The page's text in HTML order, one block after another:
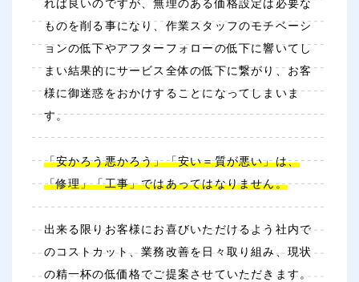
れば良いのですが、無理のある価格設定は必要な
ものを削る事になり、作業スタッフのモチベーシ
ョンの低下やアフターフォローの低下に響いてし
まい結果的にサービス全体の低下に繋がり、お客
様に御迷惑をおかけすることになってしまいま
す。
「安かろう悪かろう」「安い＝質が悪い」は、
「修理」「工事」ではあってはなりません。
出来る限りお客様にお喜びいただけるよう社内で
のコストカット、業務改善を日々取り組み、現状
の精一杯の低価格でご提案させていただきます。